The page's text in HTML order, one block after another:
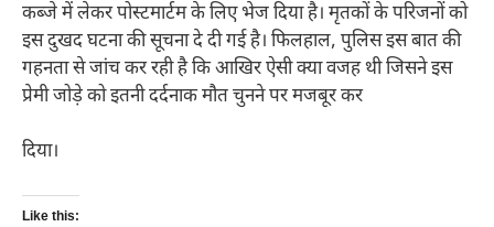
कब्जे में लेकर पोस्टमार्टम के लिए भेज दिया है। मृतकों के परिजनों को
इस दुखद घटना की सूचना दे दी गई है। फिलहाल, पुलिस इस बात की
गहनता से जांच कर रही है कि आखिर ऐसी क्या वजह थी जिसने इस
प्रेमी जोड़े को इतनी दर्दनाक मौत चुनने पर मजबूर कर
दिया।
Like this: